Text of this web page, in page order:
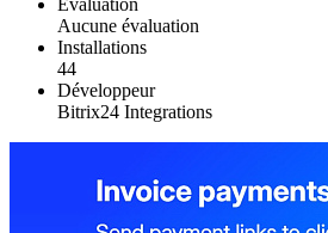
Évaluation
Aucune évaluation
Installations
44
Développeur
Bitrix24 Integrations